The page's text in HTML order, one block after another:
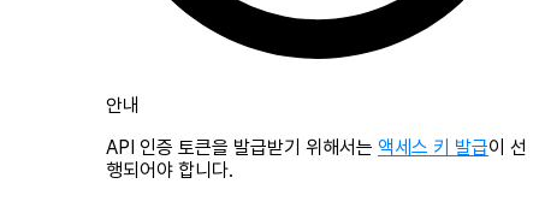
안내
API 인증 토큰을 발급받기 위해서는 액세스 키 발급이 선
행되어야 합니다.